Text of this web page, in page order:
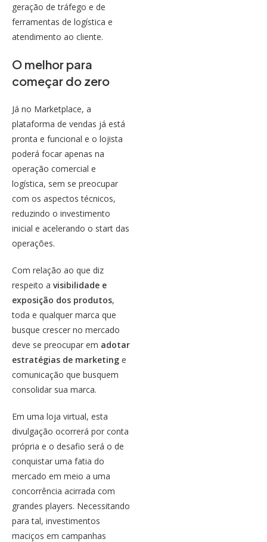
geração de tráfego e de
ferramentas de logística e
atendimento ao cliente.
O melhor para
começar do zero
Já no Marketplace, a
plataforma de vendas já está
pronta e funcional e o lojista
poderá focar apenas na
operação comercial e
logística, sem se preocupar
com os aspectos técnicos,
reduzindo o investimento
inicial e acelerando o start das
operações.
Com relação ao que diz
respeito a visibilidade e
exposição dos produtos,
toda e qualquer marca que
busque crescer no mercado
deve se preocupar em adotar
estratégias de marketing e
comunicação que busquem
consolidar sua marca.
Em uma loja virtual, esta
divulgação ocorrerá por conta
própria e o desafio será o de
conquistar uma fatia do
mercado em meio a uma
concorrência acirrada com
grandes players. Necessitando
para tal, investimentos
maciços em campanhas